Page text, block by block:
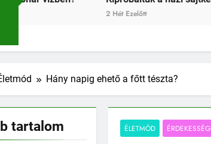
Hány napig ehető a főtt tészta?
tartalom ÉLETMÓD